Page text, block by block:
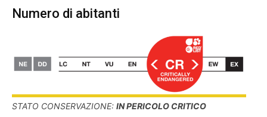
Numero di abitanti
STATO CONSERVAZIONE: IN PERICOLO CRITICO